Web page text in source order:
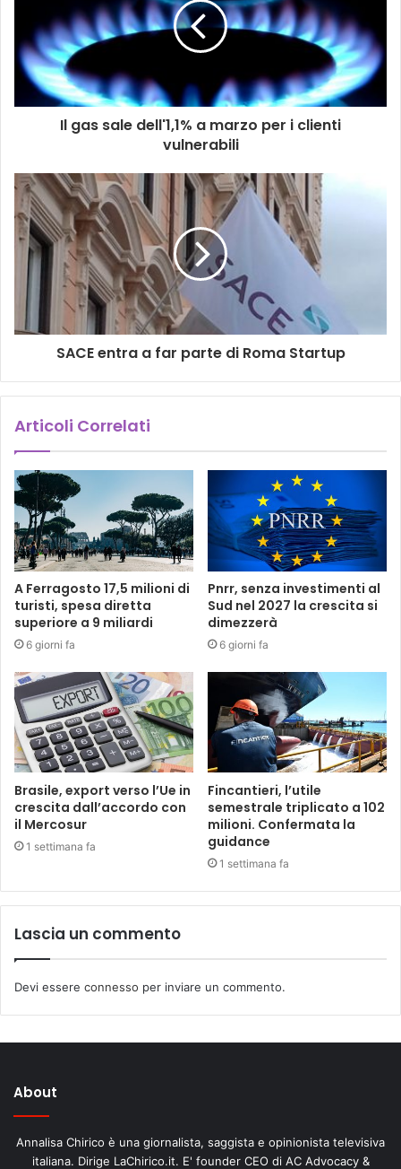
Il gas sale dell'1,1% a marzo per i clienti
vulnerabili
SACE entra a far parte di Roma Startup
Articoli Correlati
A Ferragosto 17,5 milioni di
turisti, spesa diretta
superiore a 9 miliardi
6 giorni fa
Pnrr, senza investimenti al
Sud nel 2027 la crescita si
dimezzerà
6 giorni fa
Brasile, export verso l’Ue in
crescita dall’accordo con
il Mercosur
1 settimana fa
Fincantieri, l’utile
semestrale triplicato a 102
milioni. Confermata la
guidance
1 settimana fa
Lascia un commento
Devi essere connesso per inviare un commento.
About
Annalisa Chirico è una giornalista, saggista e opinionista televisiva
italiana. Dirige LaChirico.it. E' founder CEO di AC Advocacy &